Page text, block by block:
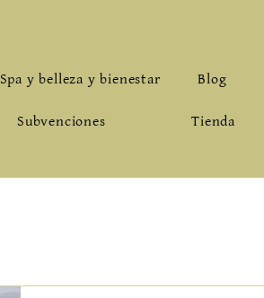
Spa y belleza y bienestar Blog
Subvenciones Tienda